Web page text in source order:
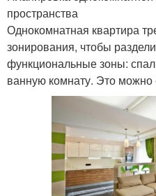
пространства
Однокомнатная квартира
зонирования, чтобы
функциональные зоны:
ванную комнату. Это